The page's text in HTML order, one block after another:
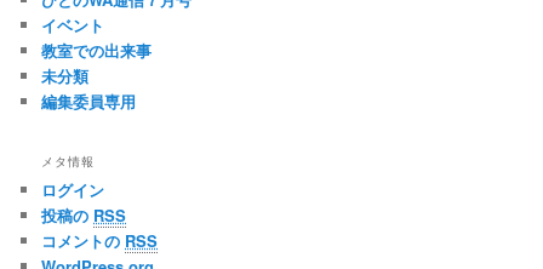
イベント
教室での出来事
未分類
編集委員専用
メタ情報
ログイン
投稿の RSS
コメントの RSS